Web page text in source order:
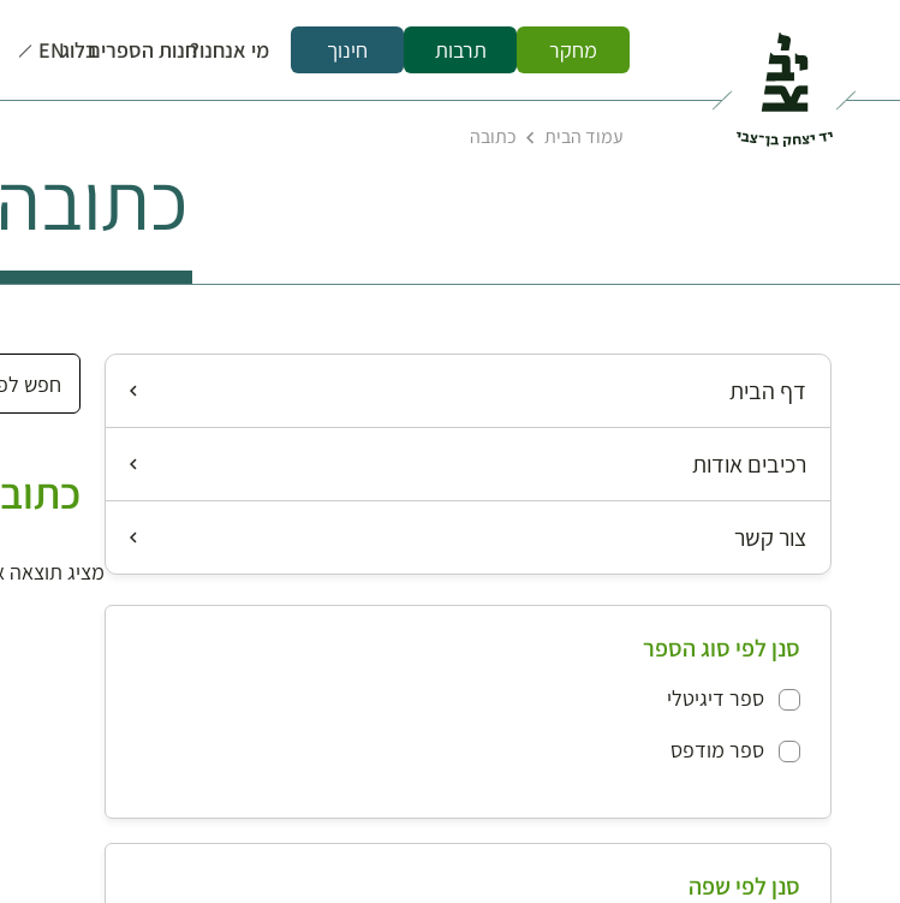
מחקר תרבות חינוך מי אנחנו?חנות הספריםבלוגEN
עמוד הבית כתובה
כתובה
דף הבית
רכיבים אודות
צור קשר
סנן לפי סוג הספר
ספר דיגיטלי
ספר מודפס
סנן לפי שפה
מציג